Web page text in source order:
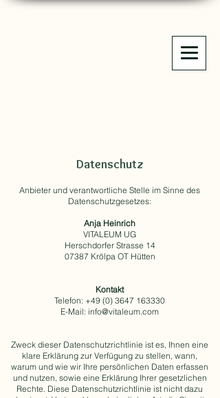
Datenschutz
Anbieter und verantwortliche Stelle im Sinne des
Datenschutzgesetzes:
Anja Heinrich
VITALEUM UG
Herschdorfer Strasse 14
07387 Krölpa OT Hütten
Kontakt
Telefon: +49 (0) 3647 163330
E-Mail: info@vitaleum.com
Zweck dieser Datenschutzrichtlinie ist es, Ihnen eine
klare Erklärung zur Verfügung zu stellen, wann,
warum und wie wir Ihre persönlichen Daten erfassen
und nutzen, sowie eine Erklärung Ihrer gesetzlichen
Rechte. Diese Datenschutzrichtlinie ist nicht dazu